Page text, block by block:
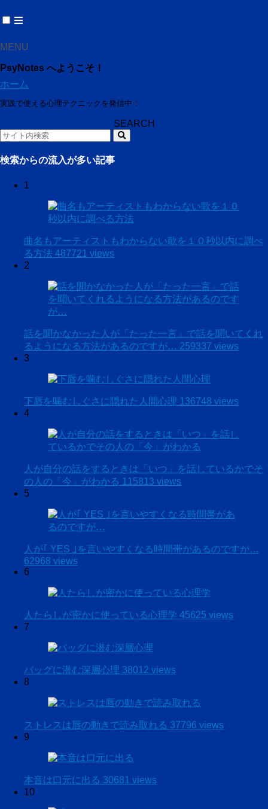
MENU
PsyNotes へようこそ！
ホーム
実践で使える心理テクニックを発信中！
SEARCH
検索からの流入が多い記事
1
曲名もアーティストもわからない歌を１０秒以内に調べ
る方法 487721 views
2
話を聞かなかった人が「たった一言」で話を聞いてくれ
るようになる方法があるのですが… 259337 views
3
下唇を噛むしぐさに隠れた人間心理 136748 views
4
人が自分の話をするときは「いつ」を話しているかでそ
の人の「今」がわかる 115813 views
5
人が｢ YES ｣を言いやすくなる時間帯があるのですが…
62968 views
6
人たらしが密かに使っている心理学 45625 views
7
バッグに潜む深層心理 38012 views
8
ストレスは唇の動きで読み取れる 37796 views
9
本音は口元に出る 30681 views
10